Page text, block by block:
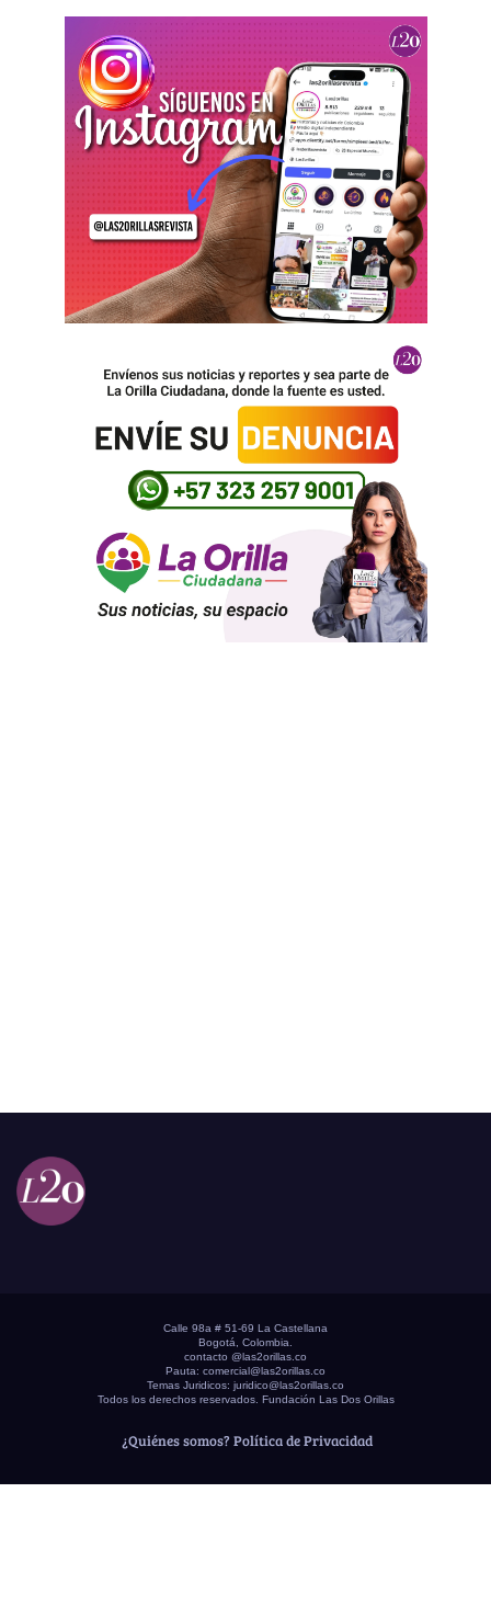
Calle 98a # 51-69 La Castellana
Bogotá, Colombia.
contacto @las2orillas.co
Pauta: comercial@las2orillas.co
Temas Juridicos: juridico@las2orillas.co
Todos los derechos reservados. Fundación Las Dos Orillas
¿Quiénes somos? Política de Privacidad